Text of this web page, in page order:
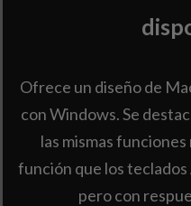
Ofrece un diseño de
con Windows. Se
las mismas
función que los
pero con